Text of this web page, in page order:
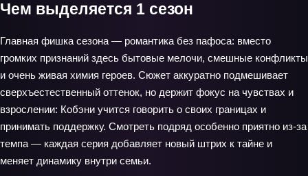
Чем выделяется 1 сезон
Главная фишка сезона — романтика без пафоса: вместо
громких признаний здесь бытовые мелочи, смешные конфликты
и очень живая химия героев. Сюжет аккуратно подмешивает
сверхъестественный оттенок, но держит фокус на чувствах и
взрослении: Кобэни учится говорить о своих границах и
принимать поддержку. Смотреть подряд особенно приятно из‑за
темпа — каждая серия добавляет новый штрих к тайне и
меняет динамику внутри семьи.